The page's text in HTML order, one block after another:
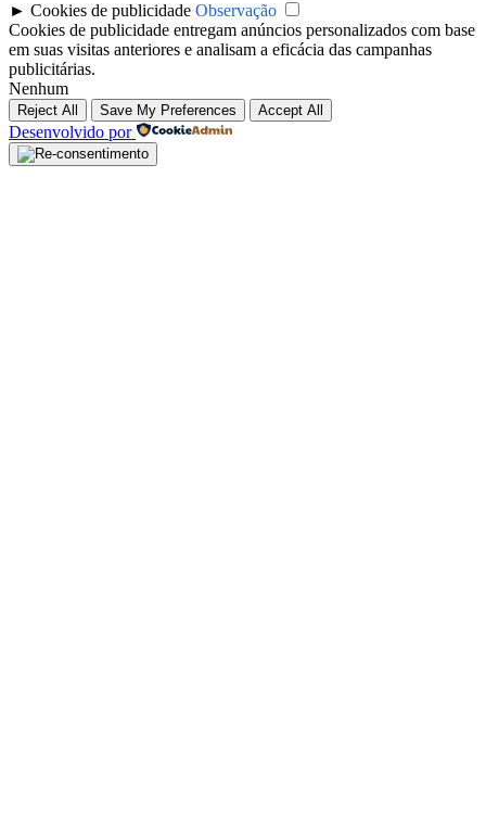
► Cookies de publicidade Observação
Cookies de publicidade entregam anúncios personalizados com base
em suas visitas anteriores e analisam a eficácia das campanhas
publicitárias.
Nenhum
Reject All Save My Preferences Accept All
Desenvolvido por